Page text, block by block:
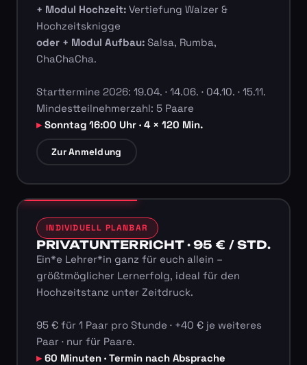
+ Modul Hochzeit:Vertiefung Walzer &
Hochzeitsknigge
oder + Modul Aufbau:Salsa, Rumba,
ChaChaCha.
Starttermine 2026: 19.04. · 14.06. · 04.10. · 15.11.
Mindestteilnehmerzahl: 5 Paare
Sonntag 16:00 Uhr · 4 × 120 Min.
Zur Anmeldung
INDIVIDUELL PLANBAR
PRIVATUNTERRICHT · 95 € / STD.
Ein*e Lehrer*in ganz für euch allein –
größtmöglicher Lernerfolg, ideal für den
Hochzeitstanz unter Zeitdruck.
95 € für 1 Paar pro Stunde · +40 € je weiteres
Paar · nur für Paare.
60 Minuten · Termin nach Absprache